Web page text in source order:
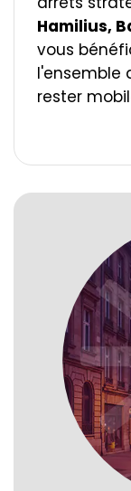
Hamilius,
vous
l'ensemble
rester